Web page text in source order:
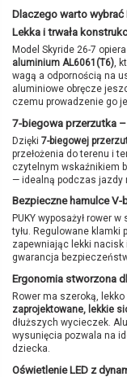
Dlaczego warto wybrać
Lekka i trwała
Model Skyride 26-7
aluminium AL6061(T6),
wagą a odpornością na
aluminiowe obręcze
czemu prowadzenie go
7-biegowa przerzutka
Dzięki 7-biegowej
przełożenia do terenu i
czytelnym wskaźnikiem
— idealną podczas jazdy
Bezpieczne hamulce
PUKY wyposażył rower
tyłu. Regulowane klamki
zapewniając lekki nacisk
gwarancja
Ergonomia stworzona
Rower ma szeroką,
zaprojektowane, lekkie
dłuższych wycieczek.
wysunięcia pozwala na
dziecka.
Oświetlenie LED z